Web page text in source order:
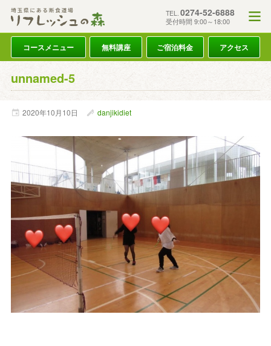
TEL. 0274-52-6888
受付時間 9:00～18:00
コースメニュー 無料講座 ご宿泊料金 アクセス
unnamed-5
2020年10月10日 danjikidiet